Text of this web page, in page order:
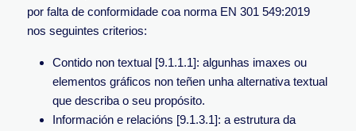
por falta de conformidade coa norma EN 301 549:2019
nos seguintes criterios:
Contido non textual [9.1.1.1]: algunhas imaxes ou
elementos gráficos non teñen unha alternativa textual
que describa o seu propósito.
Información e relacións [9.1.3.1]: a estrutura da